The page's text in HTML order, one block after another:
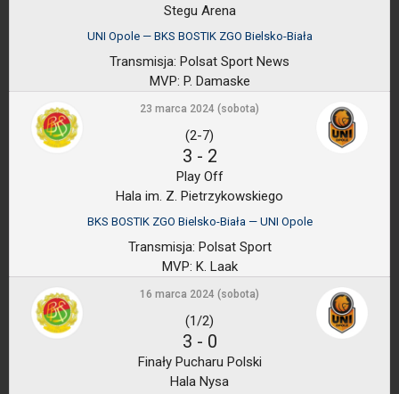
Stegu Arena
UNI Opole — BKS BOSTIK ZGO Bielsko-Biała
Transmisja: Polsat Sport News
MVP: P. Damaske
23 marca 2024 (sobota)
(2-7)
3 - 2
Play Off
Hala im. Z. Pietrzykowskiego
BKS BOSTIK ZGO Bielsko-Biała — UNI Opole
Transmisja: Polsat Sport
MVP: K. Laak
16 marca 2024 (sobota)
(1/2)
3 - 0
Finały Pucharu Polski
Hala Nysa